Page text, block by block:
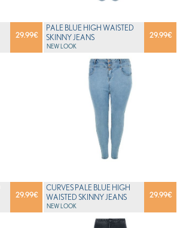
29.99€ 29.99€
PALE BLUE HIGH WAISTED
SKINNY JEANS
NEW LOOK
29.99€ 29.99€
CURVES PALE BLUE HIGH
WAISTED SKINNY JEANS
NEW LOOK